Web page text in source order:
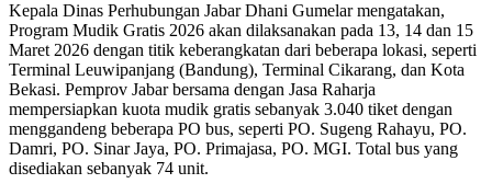
Kepala Dinas Perhubungan Jabar Dhani Gumelar mengatakan,
Program Mudik Gratis 2026 akan dilaksanakan pada 13, 14 dan 15
Maret 2026 dengan titik keberangkatan dari beberapa lokasi, seperti
Terminal Leuwipanjang (Bandung), Terminal Cikarang, dan Kota
Bekasi. Pemprov Jabar bersama dengan Jasa Raharja
mempersiapkan kuota mudik gratis sebanyak 3.040 tiket dengan
menggandeng beberapa PO bus, seperti PO. Sugeng Rahayu, PO.
Damri, PO. Sinar Jaya, PO. Primajasa, PO. MGI. Total bus yang
disediakan sebanyak 74 unit.